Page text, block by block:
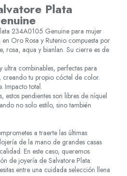
Plata
234A0105 Genuine para mujer
Oro Rosa y Rutenio compuesta por
rosa, aqua y bianlan. Su cierre es de
ultra combinables, perfectas para
creando tu propio cóctel de color.
Impacto total.
estos pendientes son libres de níquel
no solo estilo, sino también
a traerte las últimas
de la mano de grandes casas
En este caso, queremos
de joyería de Salvatore Plata.
entre una cuidada selección llena